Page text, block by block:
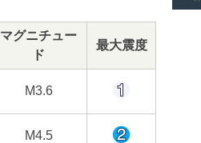
マグニチュー
ド
最大震度
M3.6
M4.5